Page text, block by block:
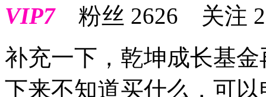
VIP7粉丝 2626 关注
补充一下，乾坤成长基
下来不知道买什么，可